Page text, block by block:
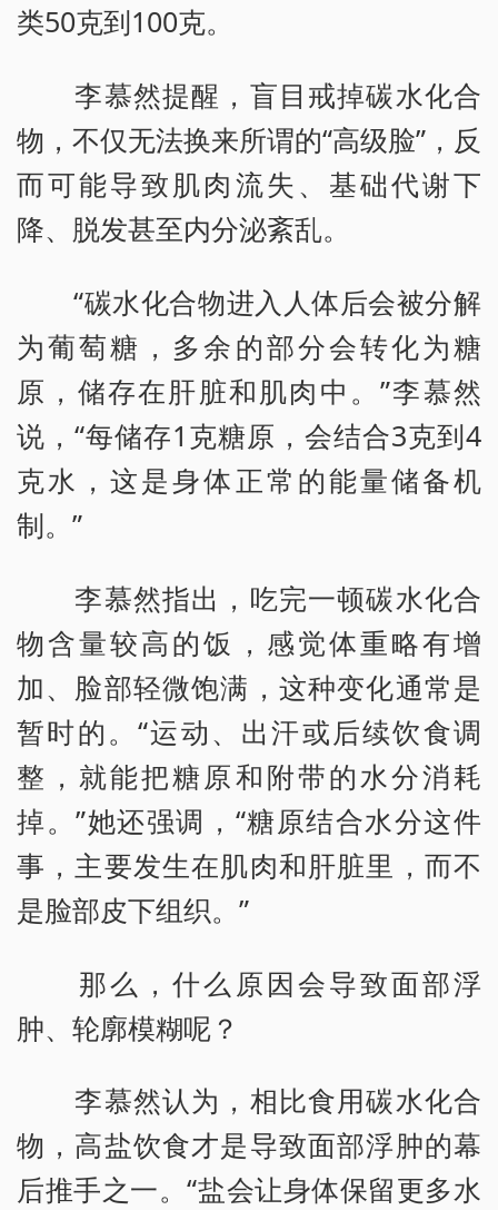
类50克到100克。
李慕然提醒，盲目戒掉碳水化合
物，不仅无法换来所谓的“高级脸”，反
而可能导致肌肉流失、基础代谢下
降、脱发甚至内分泌紊乱。
“碳水化合物进入人体后会被分解
为葡萄糖，多余的部分会转化为糖
原，储存在肝脏和肌肉中。”李慕然
说，“每储存1克糖原，会结合3克到4
克水，这是身体正常的能量储备机
制。”
李慕然指出，吃完一顿碳水化合
物含量较高的饭，感觉体重略有增
加、脸部轻微饱满，这种变化通常是
暂时的。“运动、出汗或后续饮食调
整，就能把糖原和附带的水分消耗
掉。”她还强调，“糖原结合水分这件
事，主要发生在肌肉和肝脏里，而不
是脸部皮下组织。”
那么，什么原因会导致面部浮
肿、轮廓模糊呢？
李慕然认为，相比食用碳水化合
物，高盐饮食才是导致面部浮肿的幕
后推手之一。“盐会让身体保留更多水